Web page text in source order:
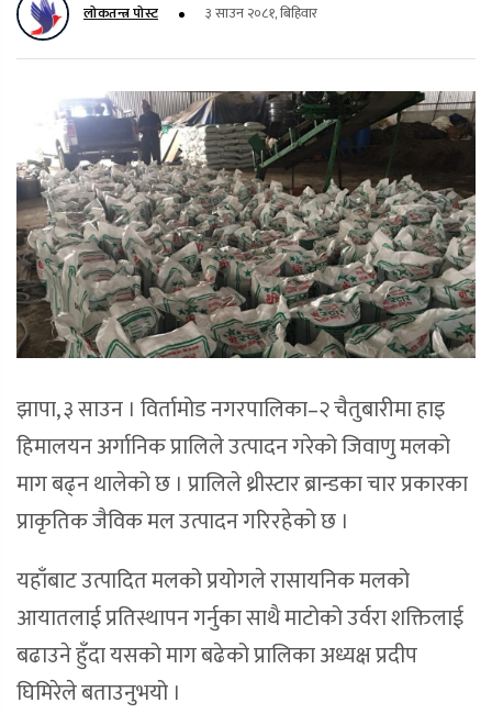
लोकतन्त्र पोस्ट ३ साउन २०८१, बिहिवार
झापा, ३ साउन । विर्तामोड नगरपालिका–२ चैतुबारीमा हाइ
हिमालयन अर्गानिक प्रालिले उत्पादन गरेको जिवाणु मलको
माग बढ्न थालेको छ । प्रालिले थ्रीस्टार ब्रान्डका चार प्रकारका
प्राकृतिक जैविक मल उत्पादन गरिरहेको छ ।
यहाँबाट उत्पादित मलको प्रयोगले रासायनिक मलको
आयातलाई प्रतिस्थापन गर्नुका साथै माटोको उर्वरा शक्तिलाई
बढाउने हुँदा यसको माग बढेको प्रालिका अध्यक्ष प्रदीप
घिमिरेले बताउनुभयो ।